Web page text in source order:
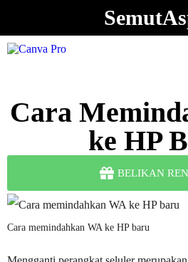
Cara
ke HP
BELIKAN
Cara memindahkan WA ke HP baru